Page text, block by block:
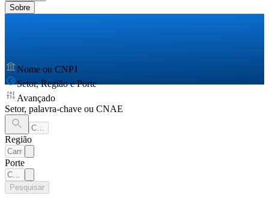
Sobre
Nome ou CNPJ
Setor, Região e Porte
Avançado
Setor, palavra-chave ou CNAE
Região
Porte
Pesquisar